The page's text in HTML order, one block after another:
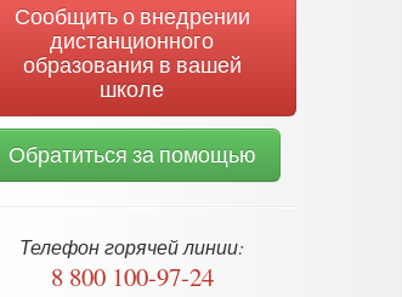
Сообщить о внедрении
дистанционного
образования в вашей
школе
Обратиться за помощью
Телефон горячей линии:
8 800 100-97-24